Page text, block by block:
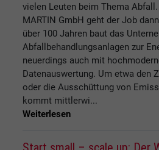
vielen Leuten beim Thema
MARTIN GmbH geht der Job
über 100 Jahren baut das
Abfallbehandlungsanlagen zur
neuerdings auch mit
Datenauswertung. Um etwa den
oder die Ausschüttung von
kommt mittlerwi...
Weiterlesen